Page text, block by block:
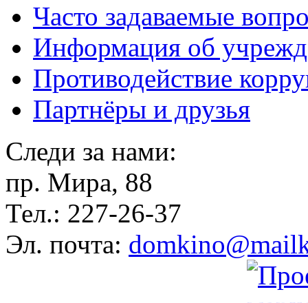
Часто задаваемые
Информация об
Противодействие
Партнёры и друзья
Следи за нами:
пр. Мира, 88
Тел.: 227-26-37
Эл. почта: